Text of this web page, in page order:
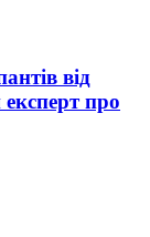
від
про